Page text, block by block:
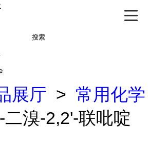
搜索
展厅 > 常用化学
二溴-2,2'-联吡啶